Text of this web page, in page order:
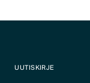
UUTISKIRJE